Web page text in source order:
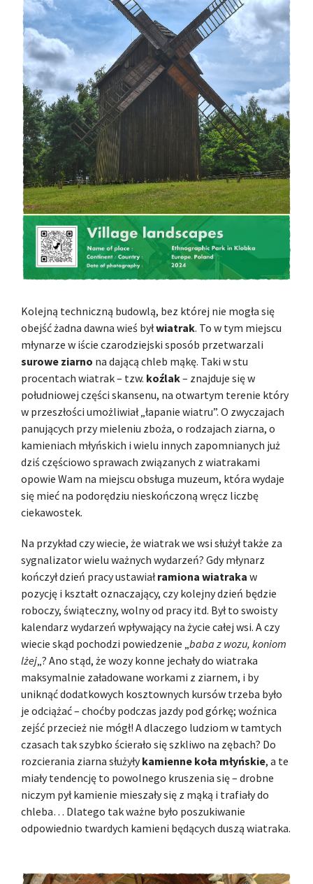
Kolejną techniczną budowlą, bez której nie mogła się
obejść żadna dawna wieś byłwiatrak. To w tym miejscu
młynarze w iście czarodziejski sposób przetwarzali
surowe ziarno na dającą chleb mąkę. Taki w stu
procentach wiatrak – tzw. koźlak– znajduje się w
południowej części skansenu, na otwartym terenie który
w przeszłości umożliwiał „łapanie wiatru”. O zwyczajach
panujących przy mieleniu zboża, o rodzajach ziarna, o
kamieniach młyńskich i wielu innych zapomnianych już
dziś częściowo sprawach związanych z wiatrakami
opowie Wam na miejscu obsługa muzeum, która wydaje
się mieć na podorędziu nieskończoną wręcz liczbę
ciekawostek.
Na przykład czy wiecie, że wiatrak we wsi służył także za
sygnalizator wielu ważnych wydarzeń? Gdy młynarz
kończył dzień pracy ustawiałramiona wiatraka w
pozycję i kształt oznaczający, czy kolejny dzień będzie
roboczy, świąteczny, wolny od pracy itd. Był to swoisty
kalendarz wydarzeń wpływający na życie całej wsi. A czy
wiecie skąd pochodzi powiedzenie „ baba z wozu, koniom
lżej „? Ano stąd, że wozy konne jechały do wiatraka
maksymalnie załadowane workami z ziarnem, i by
uniknąć dodatkowych kosztownych kursów trzeba było
je odciążać – choćby podczas jazdy pod górkę; woźnica
zejść przecież nie mógł! A dlaczego ludziom w tamtych
czasach tak szybko ścierało się szkliwo na zębach? Do
rozcierania ziarna służyłykamienne koła młyńskie, a te
miały tendencję to powolnego kruszenia się – drobne
niczym pył kamienie mieszały się z mąką i trafiały do
chleba… Dlatego tak ważne było poszukiwanie
odpowiednio twardych kamieni będących duszą wiatraka.